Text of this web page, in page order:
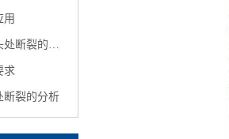
用
的原因分析
求
断裂的分析